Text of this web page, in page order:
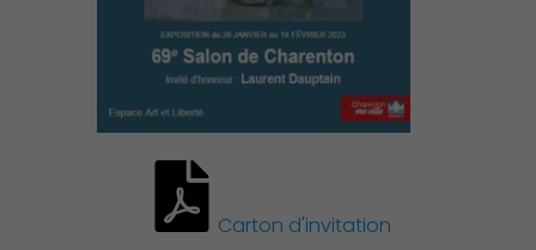
Associations et Sports
Carton d'invitation